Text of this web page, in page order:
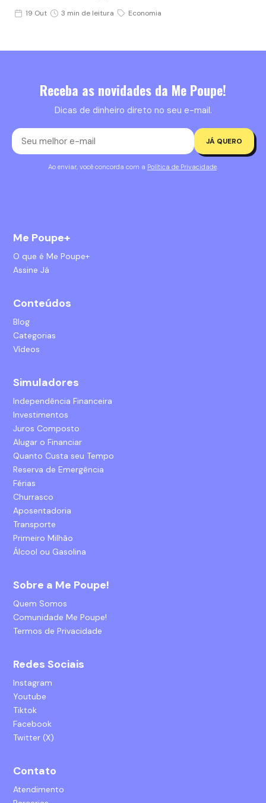
19 Out 3 min de leitura Economia
Receba as novidades da Me Poupe!
Dicas de dinheiro direto no seu e-mail.
JÁ QUERO
Ao enviar, você concorda com a Política de Privacidade.
Me Poupe+
O que é Me Poupe+
Assine Já
Conteúdos
Blog
Categorias
Vídeos
Simuladores
Independência Financeira
Investimentos
Juros Composto
Alugar o Financiar
Quanto Custa seu Tempo
Reserva de Emergência
Férias
Churrasco
Aposentadoria
Transporte
Primeiro Milhão
Álcool ou Gasolina
Sobre a Me Poupe!
Quem Somos
Comunidade Me Poupe!
Termos de Privacidade
Redes Sociais
Instagram
Youtube
Tiktok
Facebook
Twitter (X)
Contato
Atendimento